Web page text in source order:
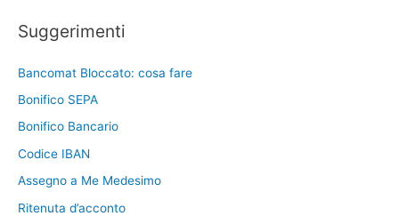
Suggerimenti
Bancomat Bloccato: cosa fare
Bonifico SEPA
Bonifico Bancario
Codice IBAN
Assegno a Me Medesimo
Ritenuta d’acconto